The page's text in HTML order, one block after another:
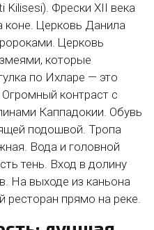
Kilisesi). Фрески XII века
коне. Церковь Данила
Церковь
змеями, которые
по Ихларе — это
контраст с
Каппадокии. Обувь
подошвой. Тропа
Вода и головной
тень. Вход в долину
На выходе из каньона
ресторан прямо на реке.